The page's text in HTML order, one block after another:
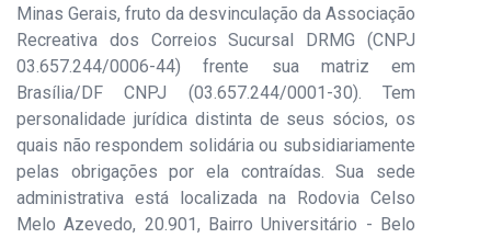
Minas Gerais, fruto da desvinculação da Associação
Recreativa dos Correios Sucursal DRMG (CNPJ
03.657.244/0006-44) frente sua matriz em
Brasília/DF CNPJ (03.657.244/0001-30). Tem
personalidade jurídica distinta de seus sócios, os
quais não respondem solidária ou subsidiariamente
pelas obrigações por ela contraídas. Sua sede
administrativa está localizada na Rodovia Celso
Melo Azevedo, 20.901, Bairro Universitário - Belo